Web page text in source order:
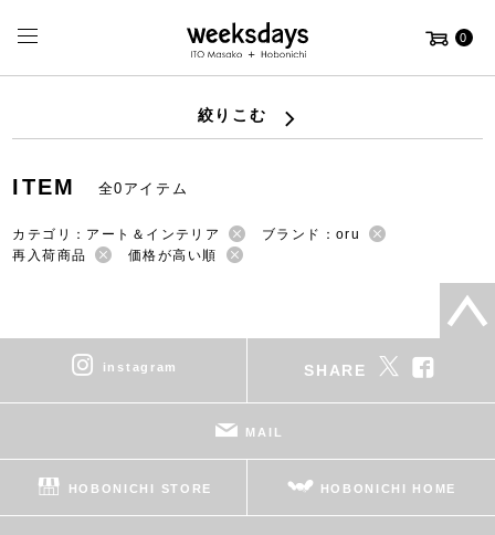
0
絞りこむ
ITEM 全0アイテム
カテゴリ：アート＆インテリア
ブランド：oru
再入荷商品
価格が高い順
instagram SHARE
MAIL
HOBONICHI STORE HOBONICHI HOME